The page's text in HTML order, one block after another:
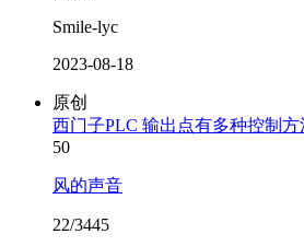
Smile-lyc
2023-08-18
原创
西门子PLC 输出点有多种控制方
50
风的声音
22/3445